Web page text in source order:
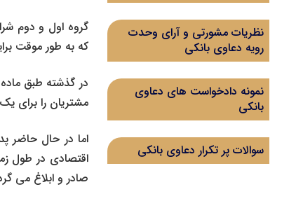
نظریات مشورتی و آرای وحدت
رویه دعاوی بانکی
نمونه دادخواست های دعاوی
بانکی
سوالات پر تکرار دعاوی بانکی
گروه اول و دوم
که به طور موقت
مشتریان را برای یک بار و به مدت ۵ سال
اما در حال حاضر
اقتصادی در طول
صادر و ابلاغ می